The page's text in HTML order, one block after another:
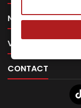
NOTRE SOCIÉTÉ
VOTRE COMPTE
CONTACT